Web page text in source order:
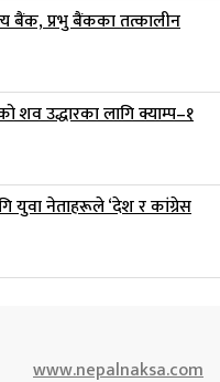
राहत र उपचार
लक्ष्यसहित राष्ट्रिय कृषि
जरिवाना छुट दिने
बैंक, प्रभु बैंकका तत्कालीन
शव उद्धारका लागि क्याम्प–१
युवा नेताहरूले ‘देश र कांग्रेस
www.nepalnaksa.com